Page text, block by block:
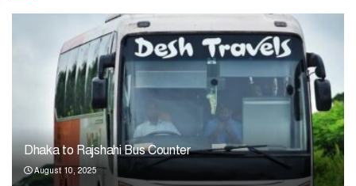
Dhaka to Rajshahi Bus Counter
August 10, 2025